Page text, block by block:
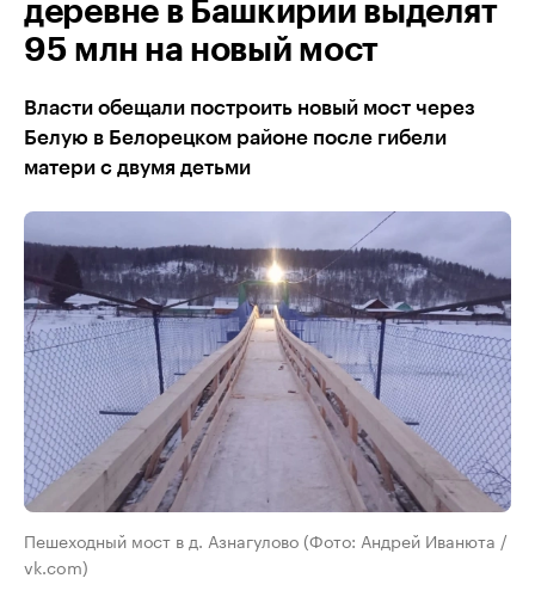
деревне в Башкирии выделят
95 млн на новый мост
Власти обещали построить новый мост через
Белую в Белорецком районе после гибели
матери с двумя детьми
Пешеходный мост в д. Азнагулово (Фото: Андрей Иванюта /
vk.com)